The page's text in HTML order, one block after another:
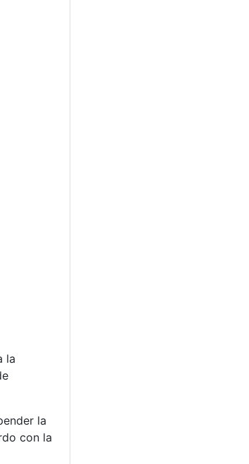
la
la
con la